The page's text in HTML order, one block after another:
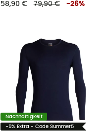
58,90 € 79,90 € -26%
Nachhaltigkeit
-5% Extra - Code Summer5